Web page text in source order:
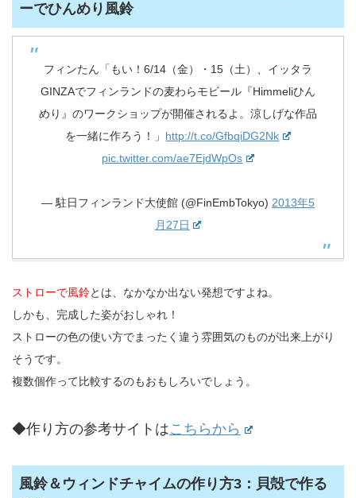
ーでひんめり風鈴
フィンたん「もい！6/14（金）・15（土）、イッタラ
GINZAでフィンランドの麦わらモビール『Himmeliひん
めり』のワークショップが開催されるよ。涼しげな作品
を一緒に作ろう！」 http://t.co/GfbqiDG2Nk
pic.twitter.com/ae7EjdWpOs
— 駐日フィンランド大使館 (@FinEmbTokyo) 2013年5
月27日
ストローで風鈴とは、なかなか出ない発想ですよね。
しかも、完成した姿がおしゃれ！
ストローの色の使い方でまったく違う雰囲気のものが出来上がり
そうです。
複数個作って比較するのもおもしろいでしょう。
◆作り方の参考サイトはこちらから
風鈴＆ウィンドチャイムの作り方3：貝殻で作る